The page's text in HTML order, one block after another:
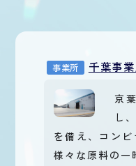
事業所 千葉事
京
し
を備え、コン
様々な原料の